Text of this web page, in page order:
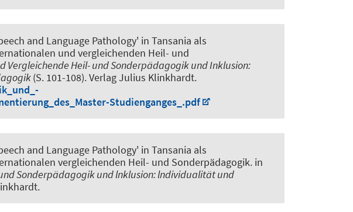
and Language Pathology' in Tansania als
und vergleichenden Heil- und
Vergleichende Heil- und Sonderpädagogik und Inklusion:
(S. 101-108). Verlag Julius Klinkhardt.
Studienganges_.pdf
and Language Pathology' in Tansania als
vergleichenden Heil- und Sonderpädagogik. in
Sonderpädagogik und lnklusion: lndividualität und